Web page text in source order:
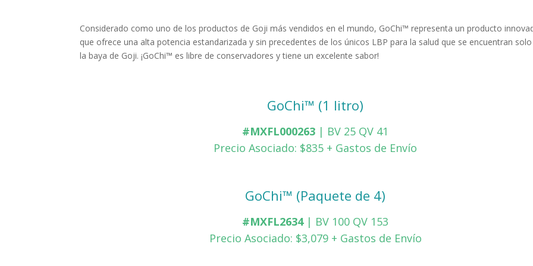
Considerado como uno de los productos de Goji más vendidos en el mundo, GoChi™ representa un producto
que ofrece una alta potencia estandarizada y sin precedentes de los únicos LBP para la salud que se encuentran
la baya de Goji. ¡GoChi™ es libre de conservadores y tiene un excelente sabor!
GoChi™ (1 litro)
#MXFL000263 | BV 25 QV 41
Precio Asociado: $835 + Gastos de Envío
GoChi™ (Paquete de 4)
#MXFL2634| BV 100 QV 153
Precio Asociado: $3,079 + Gastos de Envío